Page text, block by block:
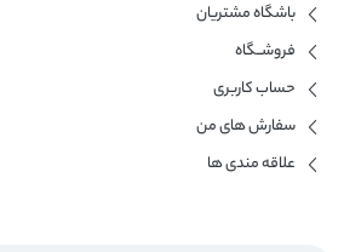
باشگاه مشتریان
فروشــگاه
حساب کاربری
سفارش های من
علاقه مندی ها